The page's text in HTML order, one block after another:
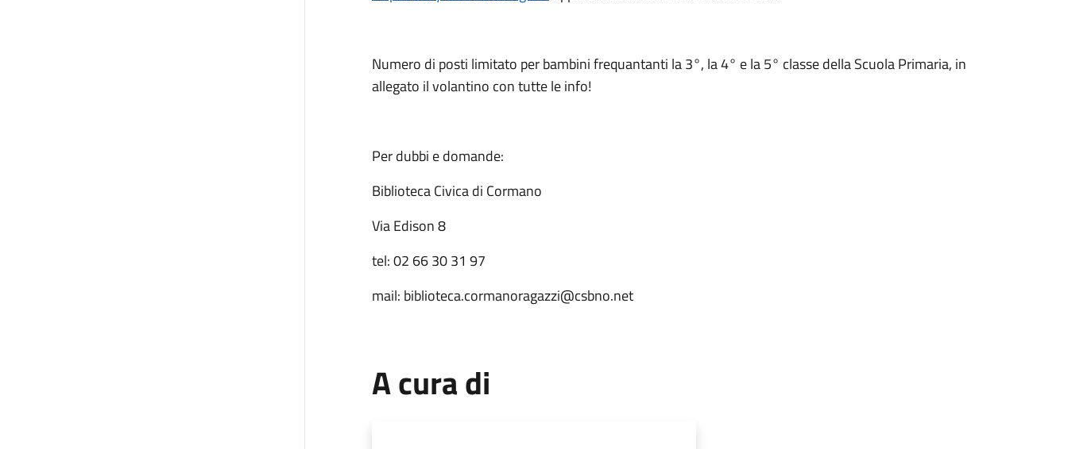
Numero di posti limitato per bambini frequantanti la 3°, la 4° e la 5° classe della Scuola Primaria, in
allegato il volantino con tutte le info!
Per dubbi e domande:
Biblioteca Civica di Cormano
Via Edison 8
tel: 02 66 30 31 97
mail: biblioteca.cormanoragazzi@csbno.net
A cura di